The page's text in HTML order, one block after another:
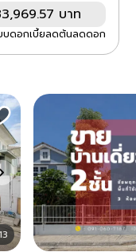
บาท
บดอกเบี้ยลดต้นลดดอก